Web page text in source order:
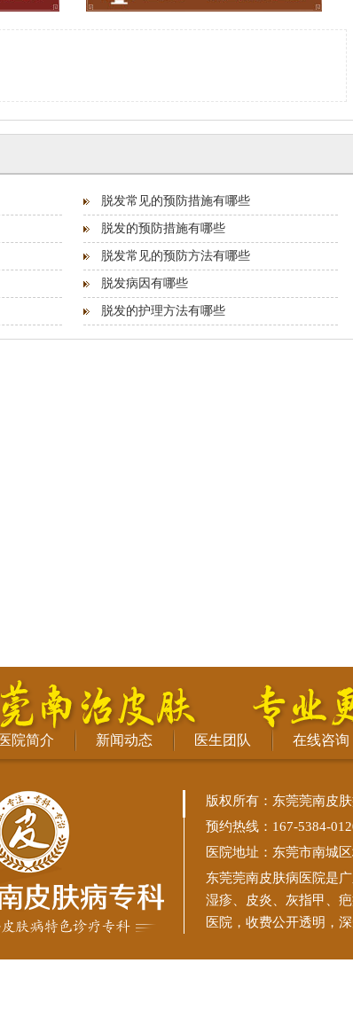
脱发常见的预防措施有哪些
脱发的预防措施有哪些
脱发常见的预防方法有哪些
脱发病因有哪些
脱发的护理方法有哪些
医院简介 新闻动态 医生团队 在线咨询
版权所有：东莞莞南皮
预约热线：167-5384-
医院地址：东莞市南城
东莞莞南皮肤病医院是
湿疹、皮炎、灰指甲、
医院，收费公开透明，